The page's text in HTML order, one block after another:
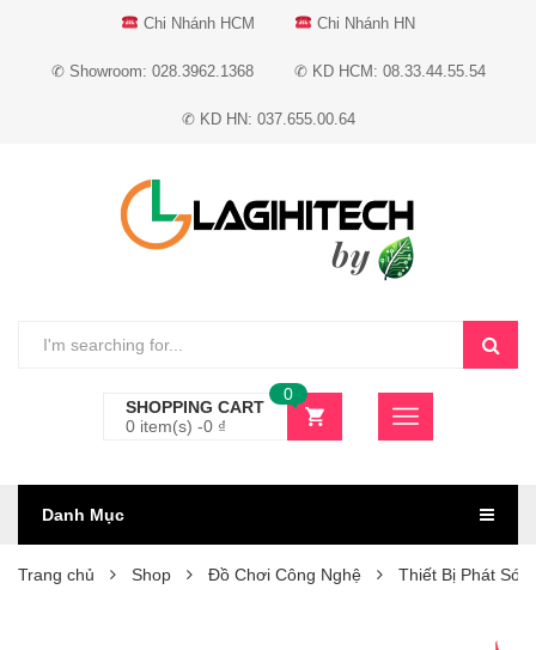
Chi Nhánh HCM Chi Nhánh HN
✆ Showroom: 028.3962.1368 ✆ KD HCM: 08.33.44.55.54
✆ KD HN: 037.655.00.64
SHOPPING CART
0 item(s) -0 ₫
0
Danh Mục
Trang chủ Shop Đồ Chơi Công Nghệ Thiết Bị Phát